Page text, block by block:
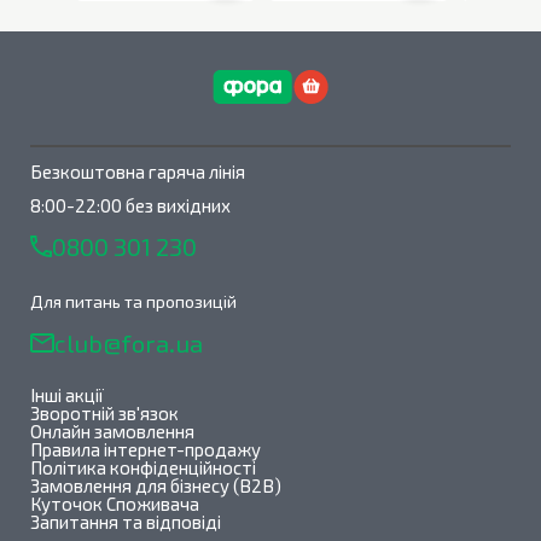
Безкоштовна гаряча лінія
8:00-22:00 без вихідних
0800 301 230
Для питань та пропозицій
club@fora.ua
Інші акції
Зворотній зв'язок
Онлайн замовлення
Правила інтернет-продажу
Політика конфіденційності
Замовлення для бізнесу (B2B)
Куточок Споживача
Запитання та відповіді